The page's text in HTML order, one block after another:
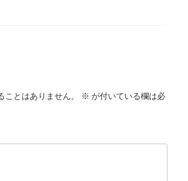
ことはありません。 ※ が付いている欄は必